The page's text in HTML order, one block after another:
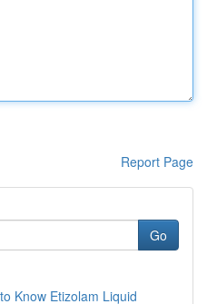
Report Page
Go
Know Etizolam Liquid